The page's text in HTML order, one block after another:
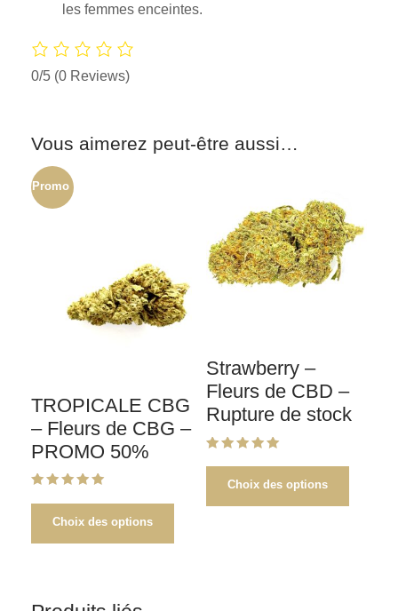
les femmes enceintes.
0/5 (0 Reviews)
Vous aimerez peut-être aussi…
Promo
TROPICALE CBG
– Fleurs de CBG –
PROMO 50%
sur 5Choix des options
Strawberry –
Fleurs de CBD –
Rupture de stock
sur 5Choix des options